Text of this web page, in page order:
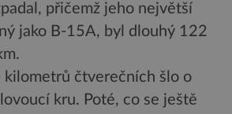
přičemž jeho největší
jako B-15A, byl dlouhý 122
kilometrů čtverečních šlo o
kru. Poté, co se ještě